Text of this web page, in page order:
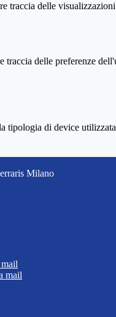
traccia delle
traccia delle preferenze
tipologia di device
Milano
mail